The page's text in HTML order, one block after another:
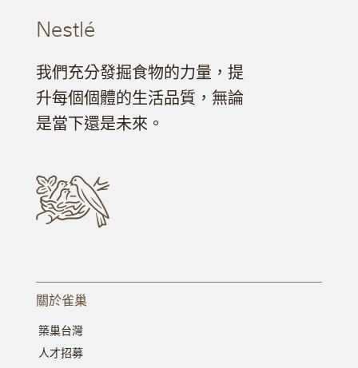
Nestlé
我們充分發掘食物的力量，提
升每個個體的生活品質，無論
是當下還是未來。
關於雀巢
築巢台灣
人才招募